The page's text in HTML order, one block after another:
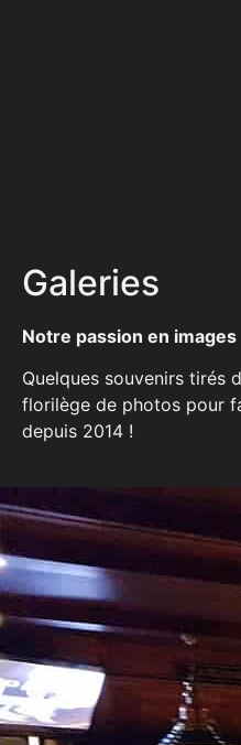
Galeries
Notre passion en images
Quelques souvenirs tirés
florilège de photos pour
depuis 2014 !